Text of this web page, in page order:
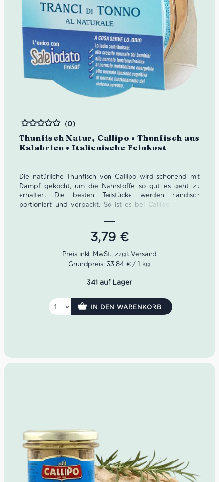
Thunfisch Natur, Callipo • Thunfisch aus
Kalabrien • Italienische Feinkost
Bewertet
(0)
Die natürliche Thunfisch von Callipo wird schonend mit
Dampf gekocht, um die Nährstoffe so gut es geht zu
erhalten. Die besten Teilstücke werden händisch
portioniert und verpackt. So ist es bei Callipo seit fünf
Nettogewicht: 160 g
Abtropfgewicht: 112 g
3,79 €
Grundpreis: 33,84 € / 1 kg
341 auf Lager
IN DEN WARENKORB